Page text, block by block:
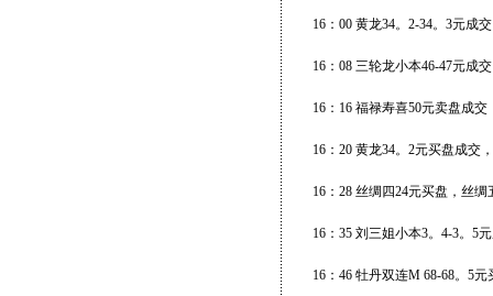
16：00 黄龙34。2-34。3元成
16：08 三轮龙小本46-47元成交
16：16 福禄寿喜50元卖盘成交
16：20 黄龙34。2元买盘成交
16：28 丝绸四24元买盘，丝
16：35 刘三姐小本3。4-3。5
16：46 牡丹双连M 68-68。5